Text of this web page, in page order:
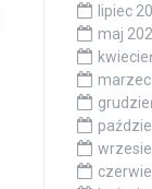
lipiec
maj